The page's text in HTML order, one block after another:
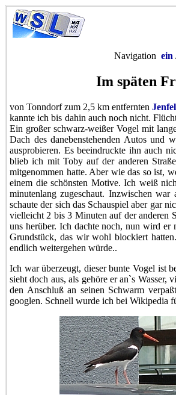
Navigation ein
Im späten
von Tonndorf zum 2,5 km entfernten
kannte ich bis dahin auch noch nicht.
Ein großer schwarz-weißer Vogel mit
Dach des danebenstehenden Autos
ausprobieren. Es beeindruckte ihn auch
blieb ich mit Toby auf der anderen
mitgenommen hatte. Aber wie das so ist,
einem die schönsten Motive. Ich weiß
minutenlang zugeschaut. Inzwischen
schaute der sich das Schauspiel aber gar
vielleicht 2 bis 3 Minuten auf der anderen
uns herüber. Ich dachte noch, nun wird er
Grundstück, das wir wohl blockiert
endlich weitergehen würde..
Ich war überzeugt, dieser bunte Vogel ist
sieht doch aus, als gehöre er an`s
den Anschluß an seinen Schwarm
googlen. Schnell wurde ich bei Wikipedia